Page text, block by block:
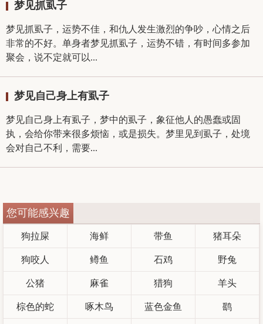
梦见抓虱子
梦见抓虱子，运势不佳，和仇人发生激烈的争吵，心情之后
非常的不好。单身者梦见抓虱子，运势不错，有时间多参加
聚会，说不定就可以...
梦见自己身上有虱子
梦见自己身上有虱子，梦中的虱子，象征他人的愚蠢或固
执，会给你带来很多烦恼，或是损失。梦里见到虱子，处境
会对自己不利，需要...
您可能感兴趣
狗拉屎 海鲜 带鱼 猪耳朵
狗咬人 鳟鱼 石鸡 野兔
公猪 麻雀 猎狗 羊头
棕色的蛇 啄木鸟 蓝色金鱼 鹞